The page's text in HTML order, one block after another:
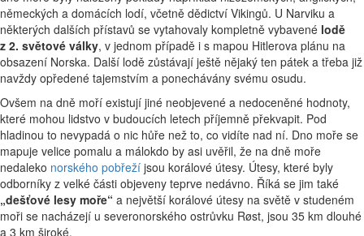
německých a domácích lodí, včetně dědictví Vikingů. U Narviku a
některých dalších přístavů se vytahovaly kompletně vybavené lodě
z 2. světové války, v jednom případě i s mapou Hitlerova plánu na
obsazení Norska. Další lodě zůstávají ještě nějaký ten pátek a třeba již
navždy opředené tajemstvím a ponechávány svému osudu.
Ovšem na dně moří existují jiné neobjevené a nedoceněné hodnoty,
které mohou lidstvo v budoucích letech příjemně překvapit. Pod
hladinou to nevypadá o nic hůře než to, co vidíte nad ní. Dno moře se
mapuje velice pomalu a málokdo by asi uvěřil, že na dně moře
nedaleko norského pobřeží jsou korálové útesy. Útesy, které byly
odborníky z velké části objeveny teprve nedávno. Říká se jim také
„dešťové lesy moře“ a největší korálové útesy na světě v studeném
moři se nacházejí u severonorského ostrůvku Røst, jsou 35 km dlouhé
a 3 km široké.